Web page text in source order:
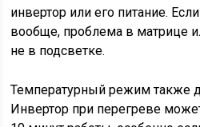
инвертор или его питание.
вообще, проблема в матрице
не в подсветке.
Температурный режим также
Инвертор при перегреве